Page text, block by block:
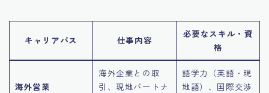
キャリアパス 仕事内容
必要なスキル・資
格
海外営業
海外企業との取
引、現地パートナ
語学力（英語・現
地語）、国際交渉